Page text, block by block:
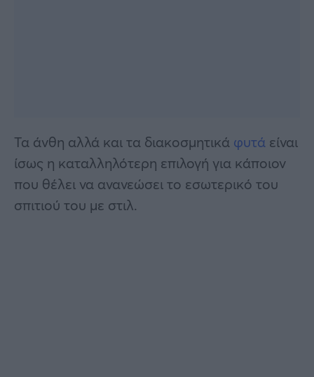
Τα άνθη αλλά και τα διακοσμητικά φυτά είναι
ίσως η καταλληλότερη επιλογή για κάποιον
που θέλει να ανανεώσει το εσωτερικό του
σπιτιού του με στιλ.